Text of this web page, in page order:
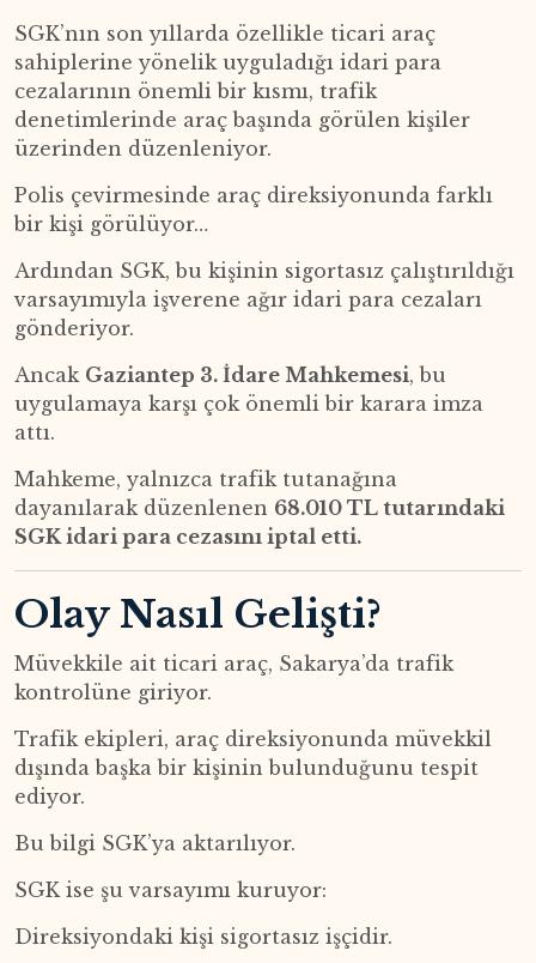
SGK’nın son yıllarda özellikle ticari araç
sahiplerine yönelik uyguladığı idari para
cezalarının önemli bir kısmı, trafik
denetimlerinde araç başında görülen kişiler
üzerinden düzenleniyor.
Polis çevirmesinde araç direksiyonunda farklı
bir kişi görülüyor…
Ardından SGK, bu kişinin sigortasız çalıştırıldığı
varsayımıyla işverene ağır idari para cezaları
gönderiyor.
Ancak Gaziantep 3. İdare Mahkemesi, bu
uygulamaya karşı çok önemli bir karara imza
attı.
Mahkeme, yalnızca trafik tutanağına
dayanılarak düzenlenen 68.010 TL tutarındaki
SGK idari para cezasını iptal etti.
Olay Nasıl Gelişti?
Müvekkile ait ticari araç, Sakarya’da trafik
kontrolüne giriyor.
Trafik ekipleri, araç direksiyonunda müvekkil
dışında başka bir kişinin bulunduğunu tespit
ediyor.
Bu bilgi SGK’ya aktarılıyor.
SGK ise şu varsayımı kuruyor:
Direksiyondaki kişi sigortasız işçidir.